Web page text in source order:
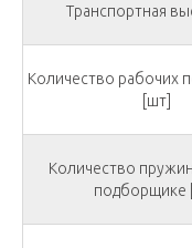
Транспортная
Количество рабочих
[шт]
Количество
подборщике